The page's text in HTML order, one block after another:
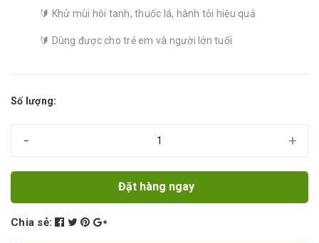
🔰 Khử mùi hôi tanh, thuốc lá, hành tỏi hiệu quả
🔰 Dùng được cho trẻ em và người lớn tuổi
Số lượng:
- +
Đặt hàng ngay
Chia sẻ: